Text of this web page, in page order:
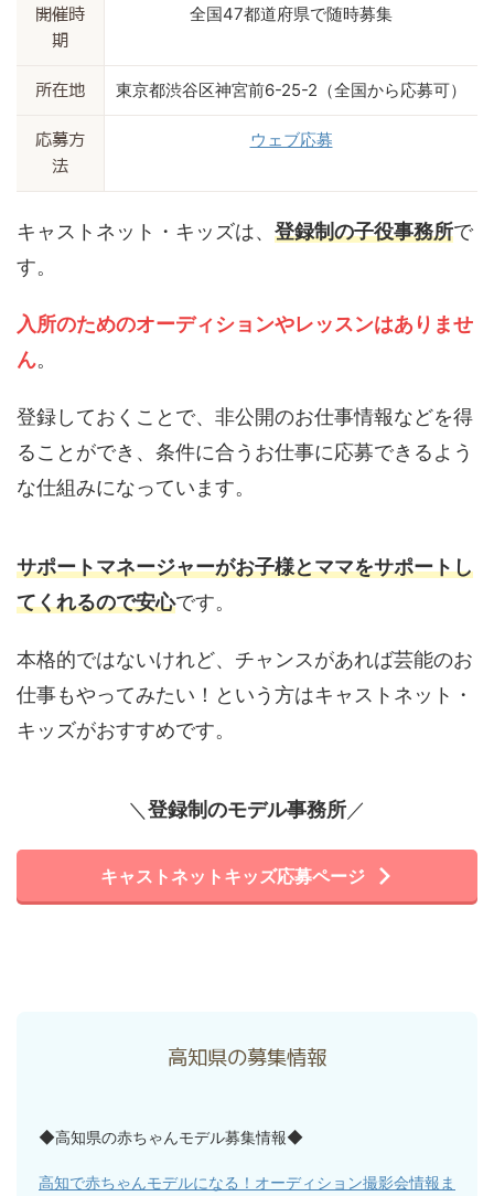
開催時
期
全国47都道府県で随時募集
所在地 東京都渋谷区神宮前6-25-2（全国から応募可）
応募方
法
ウェブ応募
キャストネット・キッズは、 登録制の子役事務所で
す。
入所のためのオーディションやレッスンはありませ
ん。
登録しておくことで、非公開のお仕事情報などを得
ることができ、条件に合うお仕事に応募できるよう
な仕組みになっています。
サポートマネージャーがお子様とママをサポートし
てくれるので安心です。
本格的ではないけれど、チャンスがあれば芸能のお
仕事もやってみたい！という方はキャストネット・
キッズがおすすめです。
＼登録制のモデル事務所／
キャストネットキッズ応募ページ
高知県の募集情報
◆高知県の赤ちゃんモデル募集情報◆
高知で赤ちゃんモデルになる！オーディション撮影会情報ま